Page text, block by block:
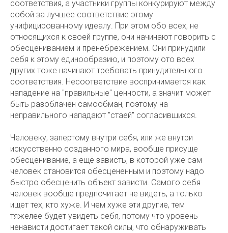
соответствия, а участники группы конкурируют между
собой за лучшее соответствие этому
унифицированному идеалу. При этом обо всех, не
относящихся к своей группе, они начинают говорить с
обесцениванием и пренебрежением. Они принудили
себя к этому единообразию, и поэтому ото всех
других тоже начинают требовать принудительного
соответствия. Несоответствие воспринимается как
нападение на "правильные" ценности, а значит может
быть разоблачён самообман, поэтому на
неправильного нападают "стаей" согласившихся.
Человеку, запертому внутри себя, или же внутри
искусственно созданного мира, вообще присуще
обесценивание, а ещё зависть, в которой уже сам
человек становится обесцененным и поэтому надо
быстро обесценить объект зависти. Самого себя
человек вообще предпочитает не видеть, а только
ищет тех, кто хуже. И чем хуже эти другие, тем
тяжелее будет увидеть себя, потому что уровень
ненависти достигает такой силы, что обнаруживать